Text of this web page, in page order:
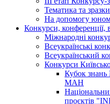
Тематика та
На допомогу
Конкурси, конференції,
Міжнародні
Всеукраїнські
Всеукраїнський
Конкурси
Кубок
МАН
проєктів